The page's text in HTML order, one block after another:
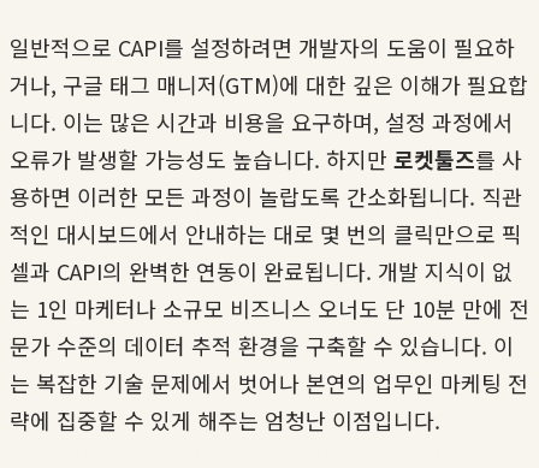
일반적으로 CAPI를 설정하려면 개발자의 도움이 필요하
거나, 구글 태그 매니저(GTM)에 대한 깊은 이해가 필요합
니다. 이는 많은 시간과 비용을 요구하며, 설정 과정에서
오류가 발생할 가능성도 높습니다. 하지만 로켓툴즈를 사
용하면 이러한 모든 과정이 놀랍도록 간소화됩니다. 직관
적인 대시보드에서 안내하는 대로 몇 번의 클릭만으로 픽
셀과 CAPI의 완벽한 연동이 완료됩니다. 개발 지식이 없
는 1인 마케터나 소규모 비즈니스 오너도 단 10분 만에 전
문가 수준의 데이터 추적 환경을 구축할 수 있습니다. 이
는 복잡한 기술 문제에서 벗어나 본연의 업무인 마케팅 전
략에 집중할 수 있게 해주는 엄청난 이점입니다.